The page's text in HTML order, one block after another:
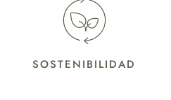
SOSTENIBILIDAD